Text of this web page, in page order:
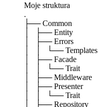
Moje struktura
.
├── Common
│ ├── Entity
│ ├── Errors
│ │ └── Templates
│ ├── Facade
│ │ └── Trait
│ ├── Middleware
│ ├── Presenter
│ │ └── Trait
│ ├── Repository